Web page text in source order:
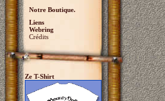
Notre Boutique.
Liens
Webring
Crédits
Ze T-Shirt